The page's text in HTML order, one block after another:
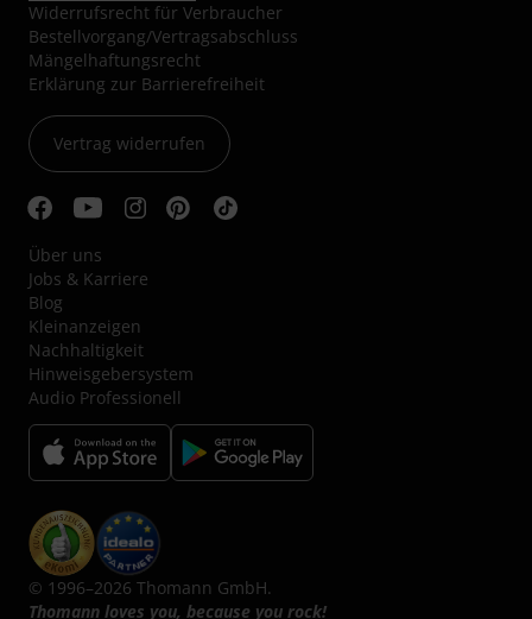
Widerrufsrecht für Verbraucher
Bestellvorgang/Vertragsabschluss
Mängelhaftungsrecht
Erklärung zur Barrierefreiheit
Vertrag widerrufen
Über uns
Jobs & Karriere
Blog
Kleinanzeigen
Nachhaltigkeit
Hinweisgebersystem
Audio Professionell
© 1996–2026 Thomann GmbH.
Thomann loves you, because you rock!